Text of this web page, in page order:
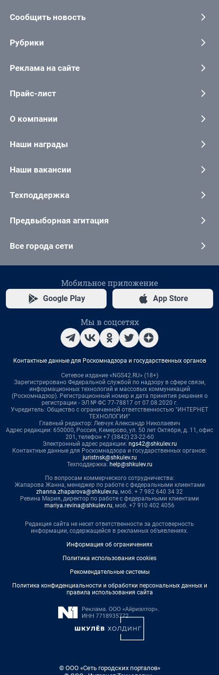
Сообщить новость
Рубрики
Реклама на сайте
Прайс-лист
О компании
Наши награды
Наши вакансии
Техподдержка
Предвыборная агитация
Все города сети
Мобильное приложение
Google Play App Store
Мы в соцсетях
Контактные данные для Роскомнадзора и государственных органов
Сетевое издание «NGS42.RU» (18+)
Зарегистрировано Федеральной службой по надзору в сфере связи,
информационных технологий и массовых коммуникаций
(Роскомнадзор). Регистрационный номер и дата принятия решения о
регистрации - ЭЛ № ФС 77-78817 от 07.08.2020 г.
Учредитель: Общество с ограниченной ответственностью "ИНТЕРНЕТ
ТЕХНОЛОГИИ"
Главный редактор: Левчук Александр Николаевич
Адрес редакции: 650000, Россия, Кемерово, ул. 50 лет Октября, д. 11, офис
201, телефон +7 (3842) 23-22-60
Электронный адрес редакции: ngs42@shkulev.ru
Контактные данные для Роскомнадзора и государственных органов:
juristnsk@shkulev.ru
Техподдержка: help@shkulev.ru
По вопросам коммерческого сотрудничества:
Жапарова Жанна, менеджер по работе с федеральными клиентами
zhanna.zhaparova@shkulev.ru, моб. + 7 982 640 34 32
Ревина Мария, директор по работе с федеральными клиентами
mariya.revina@shkulev.ru, моб. +7 910 402 4056
Редакция сайта не несет ответственности за достоверность
информации, содержащейся в рекламных объявлениях.
Информация об ограничениях
Политика использования cookies
Рекомендательные системы
Политика конфиденциальности и обработки персональных данных и
правила использования сайта
© ООО «Сеть городских порталов»